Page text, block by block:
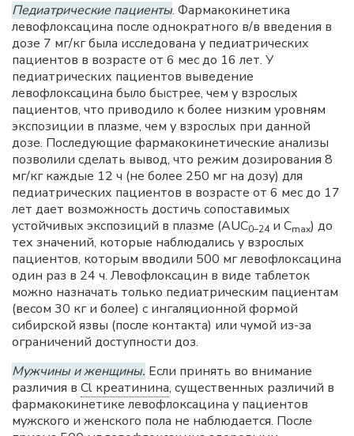
Педиатрические пациенты. Фармакокинетика
левофлоксацина после однократного в/в введения в
дозе 7 мг/кг была исследована у педиатрических
пациентов в возрасте от 6 мес до 16 лет. У
педиатрических пациентов выведение
левофлоксацина было быстрее, чем у взрослых
пациентов, что приводило к более низким уровням
экспозиции в плазме, чем у взрослых при данной
дозе. Последующие фармакокинетические анализы
позволили сделать вывод, что режим дозирования 8
мг/кг каждые 12 ч (не более 250 мг на дозу) для
педиатрических пациентов в возрасте от 6 мес до 17
лет дает возможность достичь сопоставимых
устойчивых экспозиций в плазме (AUC0–24и Cmax) до
тех значений, которые наблюдались у взрослых
пациентов, которым вводили 500 мг левофлоксацина
один раз в 24 ч. Левофлоксацин в виде таблеток
можно назначать только педиатрическим пациентам
(весом 30 кг и более) с ингаляционной формой
сибирской язвы (после контакта) или чумой из-за
ограничений доступности доз.
Мужчины и женщины. Если принять во внимание
различия в Cl креатинина, существенных различий в
фармакокинетике левофлоксацина у пациентов
мужского и женского пола не наблюдается. После